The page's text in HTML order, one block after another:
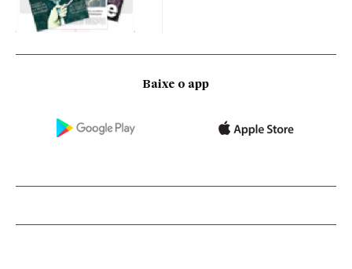
Baixe o app